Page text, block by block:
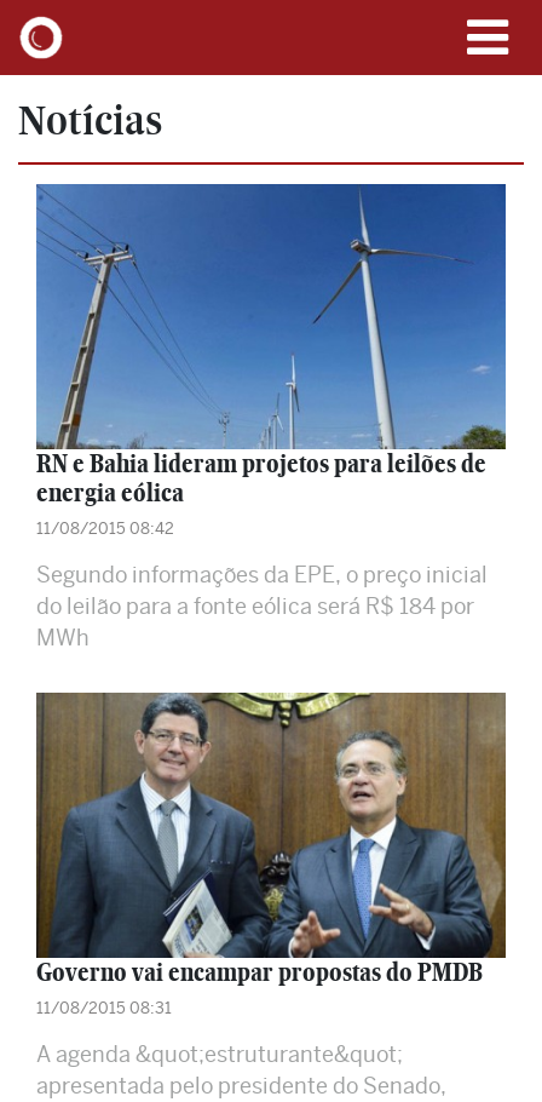
Notícias
RN e Bahia lideram projetos para leilões de
energia eólica
11/08/2015 08:42
Segundo informações da EPE, o preço inicial
do leilão para a fonte eólica será R$ 184 por
MWh
Governo vai encampar propostas do PMDB
11/08/2015 08:31
A agenda &quot;estruturante&quot;
apresentada pelo presidente do Senado,